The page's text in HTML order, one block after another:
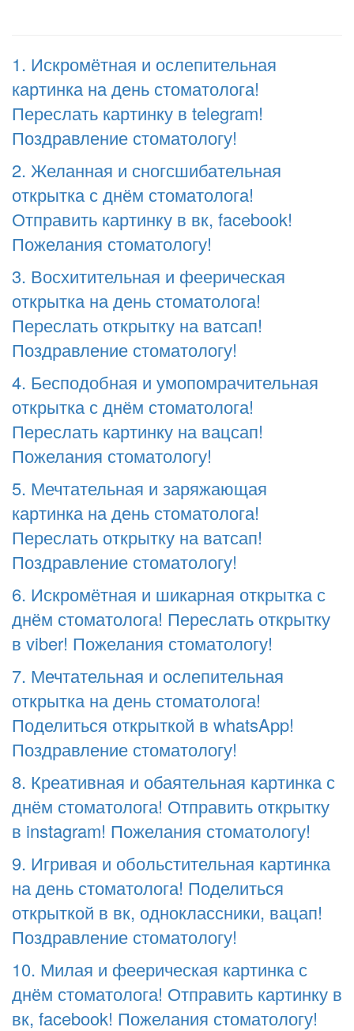
1. Искромётная и ослепительная
картинка на день стоматолога!
Переслать картинку в telegram!
Поздравление стоматологу!
2. Желанная и сногсшибательная
открытка с днём стоматолога!
Отправить картинку в вк, facebook!
Пожелания стоматологу!
3. Восхитительная и феерическая
открытка на день стоматолога!
Переслать открытку на ватсап!
Поздравление стоматологу!
4. Бесподобная и умопомрачительная
открытка с днём стоматолога!
Переслать картинку на вацсап!
Пожелания стоматологу!
5. Мечтательная и заряжающая
картинка на день стоматолога!
Переслать открытку на ватсап!
Поздравление стоматологу!
6. Искромётная и шикарная открытка с
днём стоматолога! Переслать открытку
в viber! Пожелания стоматологу!
7. Мечтательная и ослепительная
открытка на день стоматолога!
Поделиться открыткой в whatsApp!
Поздравление стоматологу!
8. Креативная и обаятельная картинка с
днём стоматолога! Отправить открытку
в instagram! Пожелания стоматологу!
9. Игривая и обольстительная картинка
на день стоматолога! Поделиться
открыткой в вк, одноклассники, вацап!
Поздравление стоматологу!
10. Милая и феерическая картинка с
днём стоматолога! Отправить картинку в
вк, facebook! Пожелания стоматологу!